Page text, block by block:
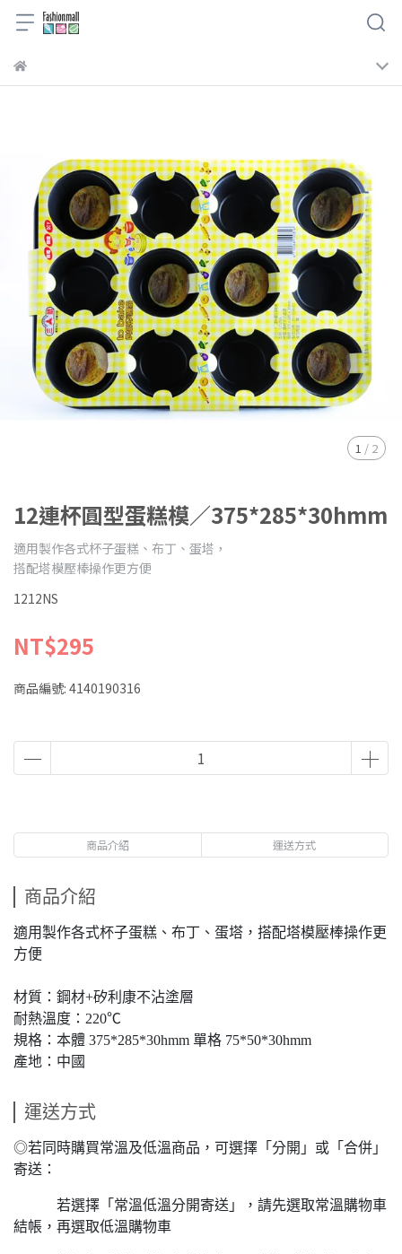
1 / 2
12連杯圓型蛋糕模／375*285*30hmm
適用製作各式杯子蛋糕、布丁、蛋塔，
搭配塔模壓棒操作更方便
1212NS
NT$295
商品編號: 4140190316
商品介紹 運送方式
商品介紹
適用製作各式杯子蛋糕、布丁、蛋塔，搭配塔模壓棒操作更
方便
材質：鋼材+矽利康不沾塗層
耐熱溫度：220℃
規格：本體 375*285*30hmm 單格 75*50*30hmm
產地：中國
運送方式
◎若同時購買常溫及低溫商品，可選擇「分開」或「合併」
寄送：
若選擇「常溫低溫分開寄送」，請先選取常溫購物車
結帳，再選取低溫購物車